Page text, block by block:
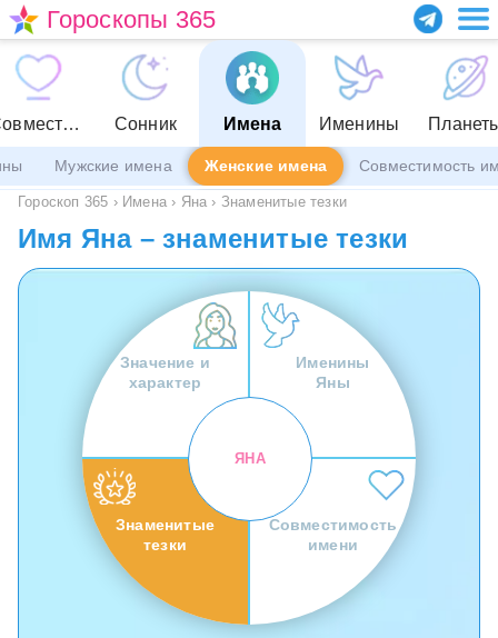
Гороскопы 365
Совместимость Сонник Имена Именины
Мужские имена Женские имена Совместимость
Гороскоп 365 › Имена › Яна › Знаменитые тезки
Имя Яна – знаменитые тезки
Значение и
характер
Именины
Яны
Знаменитые
тезки
Совместимость
имени
ЯНА